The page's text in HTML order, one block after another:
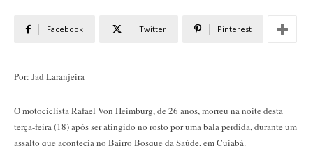
Facebook Twitter Pinterest
Por: Jad Laranjeira
O motociclista Rafael Von Heimburg, de 26 anos, morreu na noite desta
terça-feira (18) após ser atingido no rosto por uma bala perdida, durante um
assalto que acontecia no Bairro Bosque da Saúde, em Cuiabá.